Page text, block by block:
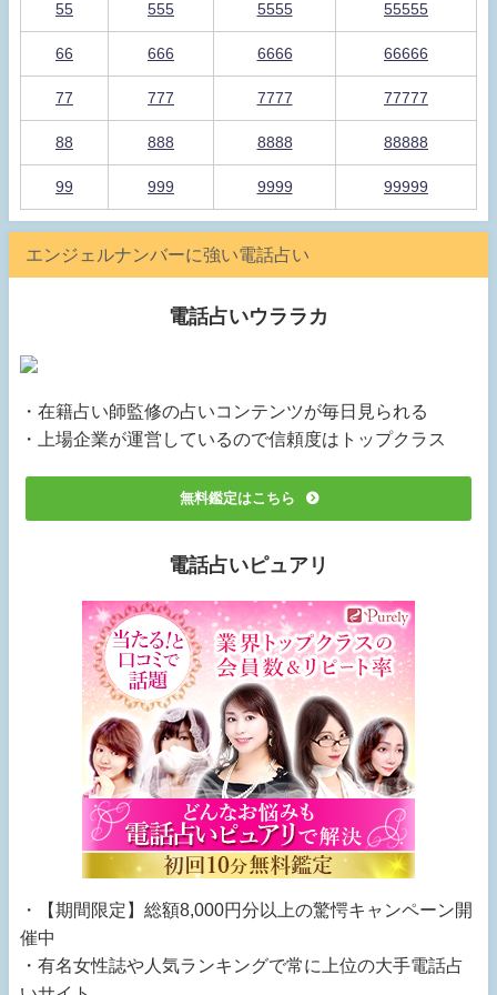
55 555 5555 55555
66 666 6666 66666
77 777 7777 77777
88 888 8888 88888
99 999 9999 99999
エンジェルナンバーに強い電話占い
電話占いウララカ
・在籍占い師監修の占いコンテンツが毎日見られる
・上場企業が運営しているので信頼度はトップクラス
無料鑑定はこちら
電話占いピュアリ
・【期間限定】総額8,000円分以上の驚愕キャンペーン開
催中
・有名女性誌や人気ランキングで常に上位の大手電話占